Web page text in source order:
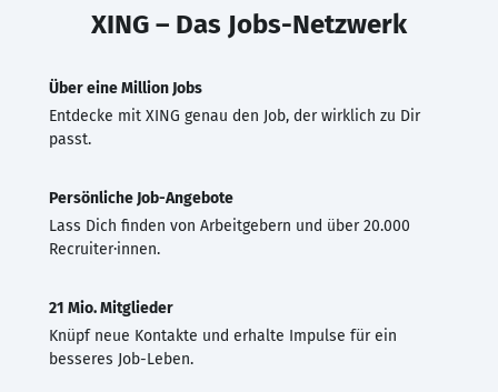
XING – Das Jobs-Netzwerk
Über eine Million Jobs
Entdecke mit XING genau den Job, der wirklich zu Dir
passt.
Persönliche Job-Angebote
Lass Dich finden von Arbeitgebern und über 20.000
Recruiter·innen.
21 Mio. Mitglieder
Knüpf neue Kontakte und erhalte Impulse für ein
besseres Job-Leben.